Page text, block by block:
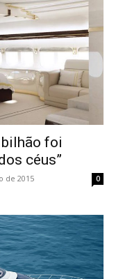
bilhão foi
céus”
de 2015 0